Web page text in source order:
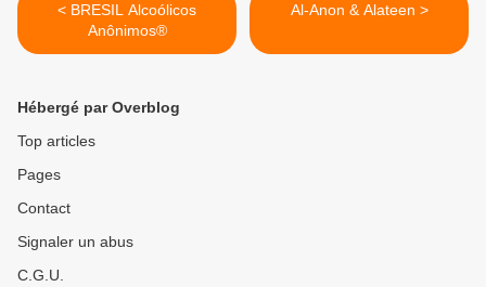
< BRESIL Alcoólicos
Anônimos®
Al-Anon & Alateen >
Hébergé par Overblog
Top articles
Pages
Contact
Signaler un abus
C.G.U.